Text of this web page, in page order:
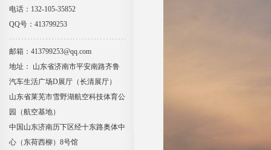
电话：132-105-35852
QQ号：413799253
邮箱：413799253@qq.com
地址： 山东省济南市平安南路齐鲁
汽车生活广场D展厅（长清展厅）
山东省莱芜市雪野湖航空科技体育公
园（航空基地）
中国山东济南历下区经十东路奥体中
心（东荷西柳）8号馆